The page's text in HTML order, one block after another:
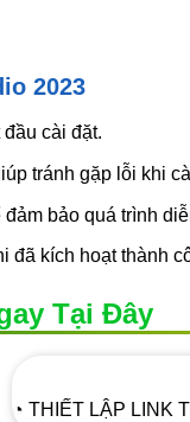
2023
cài đặt.
tránh gặp lỗi khi
bảo quá trình
kích hoạt thành
Tại Đây
◔ THIẾT LẬP LINK